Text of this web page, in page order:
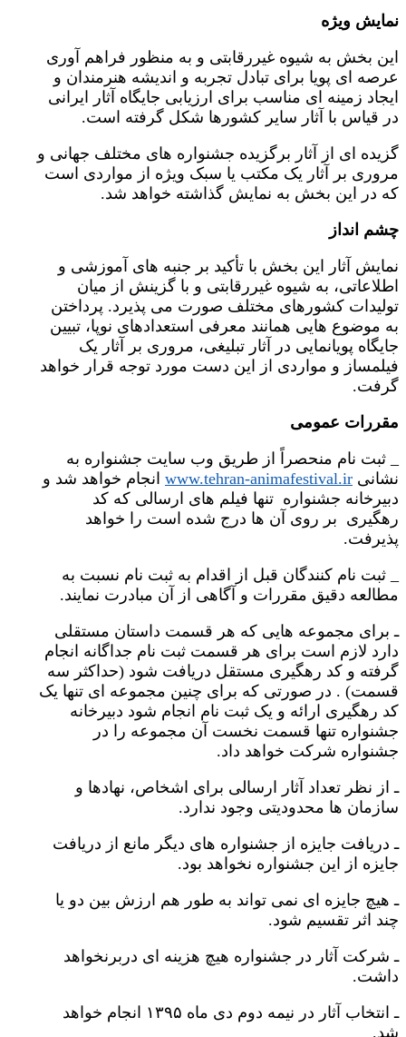
نمایش ویژه
این بخش به شیوه غیررقابتی و به منظور فراهم آوری
عرصه ای پویا برای تبادل تجربه و اندیشه هنرمندان و
ایجاد زمینه ای مناسب برای ارزیابی جایگاه آثار ایرانی
در قیاس با آثار سایر کشورها شکل گرفته است.
گزیده ای از آثار برگزیده جشنواره های مختلف جهانی و
مروری بر آثار یک مکتب یا سبک ویژه از مواردی است
که در این بخش به نمایش گذاشته خواهد شد.
چشم انداز
نمایش آثار این بخش با تأکید بر جنبه های آموزشی و
اطلاعاتی، به شیوه غیررقابتی و با گزینش از میان
تولیدات کشورهای مختلف صورت می پذیرد. پرداختن
به موضوع هایی همانند معرفی استعدادهای نوپا، تبیین
جایگاه پویانمایی در آثار تبلیغی، مروری بر آثار یک
فیلمساز و مواردی از این دست مورد توجه قرار خواهد
گرفت.
مقررات عمومی
_ ثبت نام منحصراً از طریق وب سایت جشنواره به
نشانی www.tehran-animafestival.ir انجام خواهد شد و
دبیرخانه جشنواره تنها فیلم های ارسالی که کد
رهگیری بر روی آن ها درج شده است را خواهد
پذیرفت.
_ ثبت نام کنندگان قبل از اقدام به ثبت نام نسبت به
مطالعه دقیق مقررات و آگاهی از آن مبادرت نمایند.
ـ برای مجموعه هایی که هر قسمت داستان مستقلی
دارد لازم است برای هر قسمت ثبت نام جداگانه انجام
گرفته و کد رهگیری مستقل دریافت شود (حداکثر سه
قسمت) . در صورتی که برای چنین مجموعه ای تنها یک
کد رهگیری ارائه و یک ثبت نام انجام شود دبیرخانه
جشنواره تنها قسمت نخست آن مجموعه را در
جشنواره شرکت خواهد داد.
ـ از نظر تعداد آثار ارسالی برای اشخاص، نهادها و
سازمان ها محدودیتی وجود ندارد.
ـ دریافت جایزه از جشنواره های دیگر مانع از دریافت
جایزه از این جشنواره نخواهد بود.
ـ هیچ جایزه ای نمی تواند به طور هم ارزش بین دو یا
چند اثر تقسیم شود.
ـ شرکت آثار در جشنواره هیچ هزینه ای دربرنخواهد
داشت.
ـ انتخاب آثار در نیمه دوم دی ماه ۱۳۹۵ انجام خواهد
شد.